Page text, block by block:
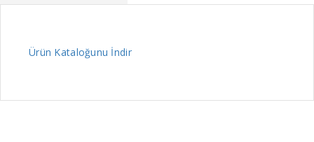
Ürün Kataloğunu İndir